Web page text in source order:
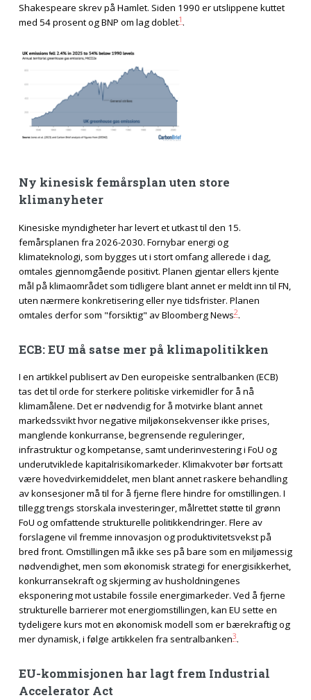
Shakespeare skrev på Hamlet. Siden 1990 er utslippene kuttet
med 54 prosent og BNP om lag doblet1.
Ny kinesisk femårsplan uten store
klimanyheter
Kinesiske myndigheter har levert et utkast til den 15.
femårsplanen fra 2026-2030. Fornybar energi og
klimateknologi, som bygges ut i stort omfang allerede i dag,
omtales gjennomgående positivt. Planen gjentar ellers kjente
mål på klimaområdet som tidligere blant annet er meldt inn til FN,
uten nærmere konkretisering eller nye tidsfrister. Planen
omtales derfor som "forsiktig" av Bloomberg News2.
ECB: EU må satse mer på klimapolitikken
I en artikkel publisert av Den europeiske sentralbanken (ECB)
tas det til orde for sterkere politiske virkemidler for å nå
klimamålene. Det er nødvendig for å motvirke blant annet
markedssvikt hvor negative miljøkonsekvenser ikke prises,
manglende konkurranse, begrensende reguleringer,
infrastruktur og kompetanse, samt underinvestering i FoU og
underutviklede kapitalrisikomarkeder. Klimakvoter bør fortsatt
være hovedvirkemiddelet, men blant annet raskere behandling
av konsesjoner må til for å fjerne flere hindre for omstillingen. I
tillegg trengs storskala investeringer, målrettet støtte til grønn
FoU og omfattende strukturelle politikkendringer. Flere av
forslagene vil fremme innovasjon og produktivitetsvekst på
bred front. Omstillingen må ikke ses på bare som en miljømessig
nødvendighet, men som økonomisk strategi for energisikkerhet,
konkurransekraft og skjerming av husholdningenes
eksponering mot ustabile fossile energimarkeder. Ved å fjerne
strukturelle barrierer mot energiomstillingen, kan EU sette en
tydeligere kurs mot en økonomisk modell som er bærekraftig og
mer dynamisk, i følge artikkelen fra sentralbanken3.
EU-kommisjonen har lagt frem Industrial
Accelerator Act